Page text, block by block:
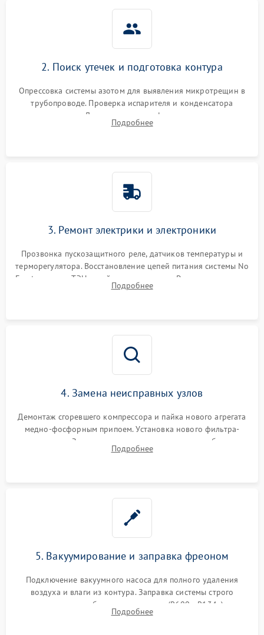
1800 ₽
2. Поиск утечек и подготовка контура
Опрессовка системы азотом для выявления микротрещин в
трубопроводе. Проверка испарителя и конденсатора
течеискателем. Демонтаж старого фильтра-осушителя и
продувка капиллярной трубки для устранения засоров.
Подробнее
3. Ремонт электрики и электроники
Прозвонка пускозащитного реле, датчиков температуры и
терморегулятора. Восстановление цепей питания системы No
Frost, включая ТЭН оттайки и вентилятор. Ремонт или замена
платы управления при сбоях алгоритмов.
Подробнее
4. Замена неисправных узлов
Демонтаж сгоревшего компрессора и пайка нового агрегата
медно-фосфорным припоем. Установка нового фильтра-
осушителя. Замена изношенных вентиляторов обдува,
сломанных заслонок или поврежденных дверных петель.
Подробнее
5. Вакуумирование и заправка фреоном
Подключение вакуумного насоса для полного удаления
воздуха и влаги из контура. Заправка системы строго
дозированным объемом хладагента (R600a, R134a) по
электронным весам. Контроль рабочего давления в системе.
Подробнее